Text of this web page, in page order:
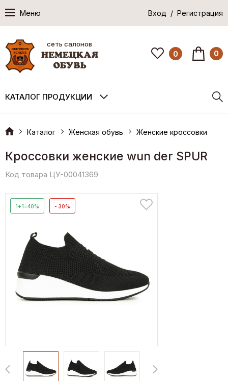
Меню Вход / Регистрация
сеть салонов
0 0
КАТАЛОГ ПРОДУКЦИИ
Каталог Женская обувь Женские кроссовки
Кроссовки женские wun der SPUR
Код товара ЦУ-00041369
1+1=40% - 30%